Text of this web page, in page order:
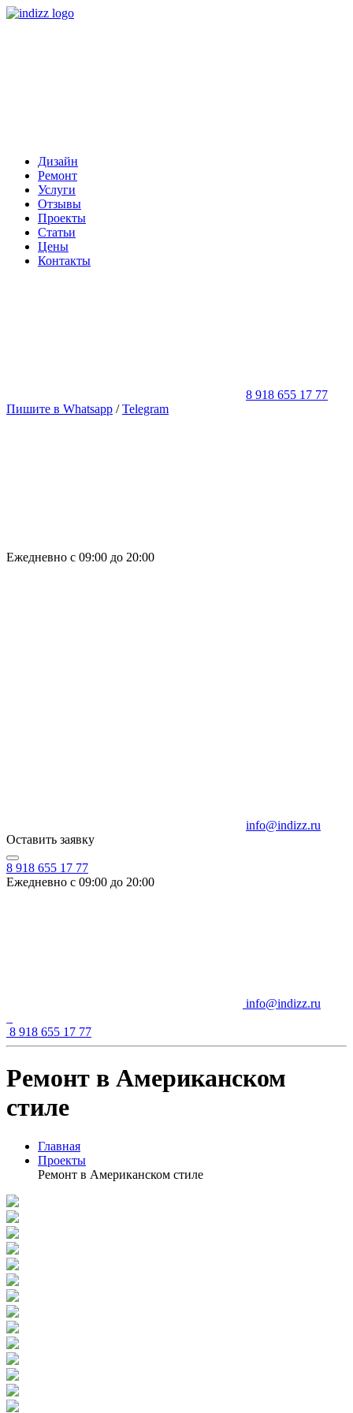
Дизайн
Ремонт
Услуги
Отзывы
Проекты
Статьи
Цены
Контакты
8 918 655 17 77
Пишите в Whatsapp /Telegram
Ежедневно с 09:00 до 20:00
info@indizz.ru
Оставить заявку
8 918 655 17 77
Ежедневно с 09:00 до 20:00
info@indizz.ru
8 918 655 17 77
Ремонт в Американском
стиле
Главная
Проекты
Ремонт в Американском стиле